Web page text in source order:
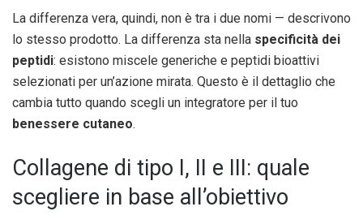
La differenza vera, quindi, non è tra i due nomi — descrivono
lo stesso prodotto. La differenza sta nella specificità dei
peptidi: esistono miscele generiche e peptidi bioattivi
selezionati per un’azione mirata. Questo è il dettaglio che
cambia tutto quando scegli un integratore per il tuo
benessere cutaneo.
Collagene di tipo I, II e III: quale
scegliere in base all’obiettivo